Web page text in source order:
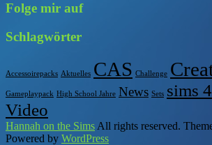
Folge mir auf
Schlagwörter
Accessoirepacks Aktuelles CAS Challenge
Gameplaypack High School Jahre News Sets sims 4
Video
Hannah on the Sims All rights reserved.
Powered by WordPress